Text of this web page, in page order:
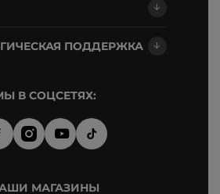
ПОДДЕРЖКА
В СОЦСЕТЯХ:
МАГАЗИНЫ